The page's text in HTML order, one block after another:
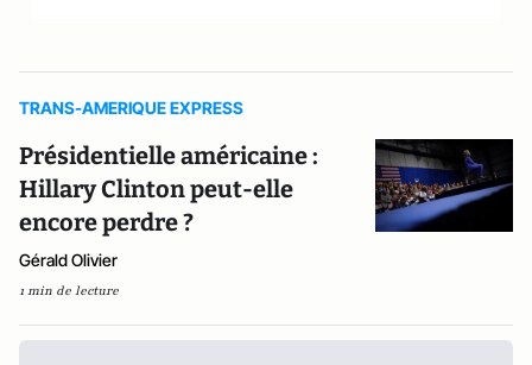
TRANS-AMERIQUE EXPRESS
Présidentielle américaine :
Hillary Clinton peut-elle
encore perdre ?
Gérald Olivier
1 min de lecture